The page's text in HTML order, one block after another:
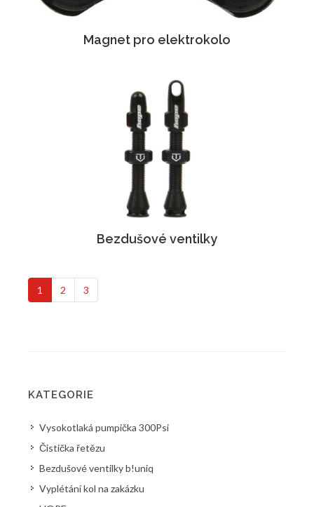
Magnet pro elektrokolo
Bezdušové ventilky
1 2 3
KATEGORIE
Vysokotlaká pumpička 300Psi
Čistička řetězu
Bezdušové ventilky b!uniq
Vyplétání kol na zakázku